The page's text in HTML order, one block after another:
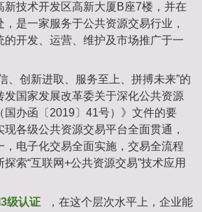
技术开发区高新大厦B座7楼，并在
是一家服务于公共资源交易行业，
开发、运营、维护及市场推广于一
、创新进取、服务至上、拼搏未来”的
国家发展改革委关于深化公共资源
办函〔2019〕41号）》文件的要
各级公共资源交易平台全面贯通，
电子化交易全面实施，交易全流程
索“互联网+公共资源交易”技术应用
级认证
，在这个层次水平上，企业能